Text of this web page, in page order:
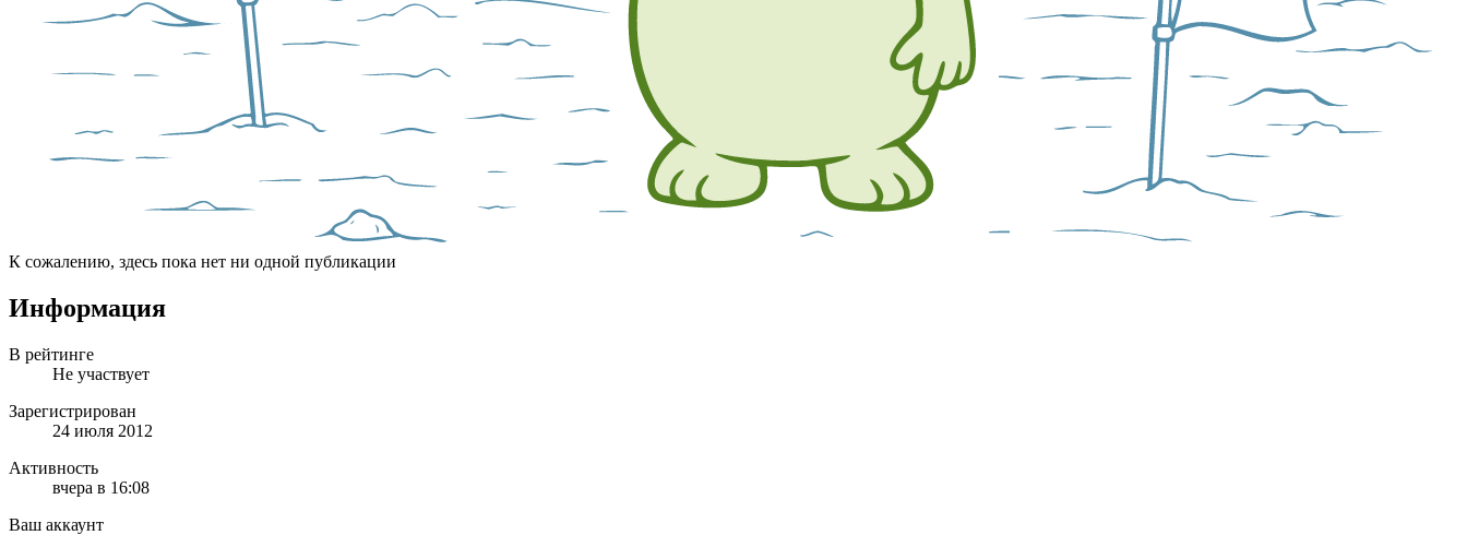
К сожалению, здесь пока нет ни одной публикации
Информация
В рейтинге
Не участвует
Зарегистрирован
24 июля 2012
Активность
вчера в 16:08
Ваш аккаунт